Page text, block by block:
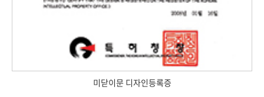
미닫이문 디자인등록증